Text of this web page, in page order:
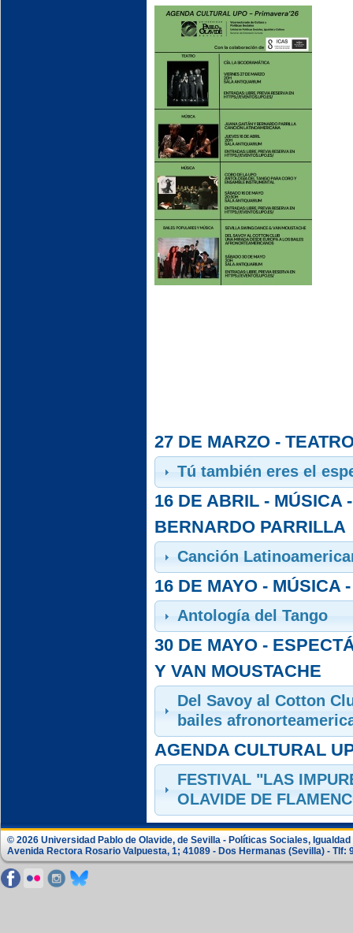
27 DE MARZO -
Tú también eres el
16 DE ABRIL - MÚSICA
BERNARDO PARRILLA
Canción
16 DE MAYO - MÚSICA
Antología del Tango
30 DE MAYO -
Y VAN MOUSTACHE
Del Savoy al Cotton
bailes
AGENDA CULTURAL
FESTIVAL "LAS
OLAVIDE DE
© 2026 Universidad Pablo de Olavide, de Sevilla - Políticas Sociales,
Avenida Rectora Rosario Valpuesta, 1; 41089 - Dos Hermanas (Sevilla) - Tlf: